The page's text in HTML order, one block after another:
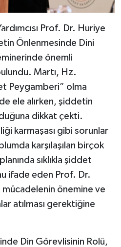
Prof. Dr. Huriye
Önlenmesinde Dini
önemli
Martı, Hz.
Peygamberi” olma
ele alırken, şiddetin
dikkat çekti.
karmaşası gibi sorunlar
karşılaşılan birçok
sıklıkla şiddet
ifade eden Prof. Dr.
önemine ve
atılması gerektiğine
Din Görevlisinin Rolü,